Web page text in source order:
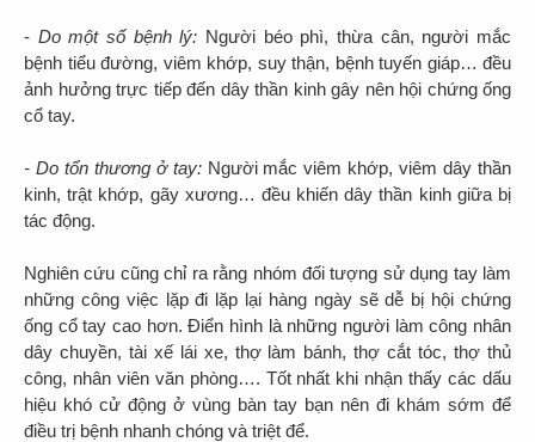
- Do một số bệnh lý: Người béo phì, thừa cân, người mắc
bệnh tiểu đường, viêm khớp, suy thận, bệnh tuyến giáp… đều
ảnh hưởng trực tiếp đến dây thần kinh gây nên hội chứng ống
cổ tay.
- Do tổn thương ở tay: Người mắc viêm khớp, viêm dây thần
kinh, trật khớp, gãy xương… đều khiến dây thần kinh giữa bị
tác động.
Nghiên cứu cũng chỉ ra rằng nhóm đối tượng sử dụng tay làm
những công việc lặp đi lặp lại hàng ngày sẽ dễ bị hội chứng
ống cổ tay cao hơn. Điển hình là những người làm công nhân
dây chuyền, tài xế lái xe, thợ làm bánh, thợ cắt tóc, thợ thủ
công, nhân viên văn phòng…. Tốt nhất khi nhận thấy các dấu
hiệu khó cử động ở vùng bàn tay bạn nên đi khám sớm để
điều trị bệnh nhanh chóng và triệt để.